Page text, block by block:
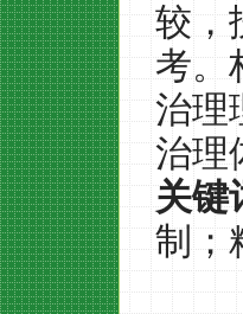
较，
考。
治理
治理
关键
制；